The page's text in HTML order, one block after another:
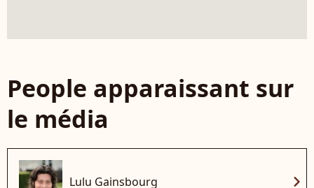
People apparaissant sur
le média
Lulu Gainsbourg chevron_right